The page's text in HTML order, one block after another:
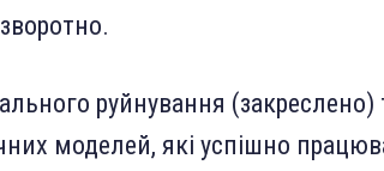
руйнування (закреслено)
моделей, які успішно